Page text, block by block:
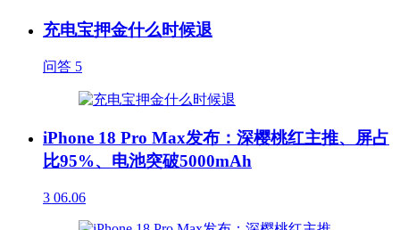
充电宝押金什么时候退
问答 5
iPhone 18 Pro Max发布：深樱桃红主推、屏占
比95%、电池突破5000mAh
3 06.06